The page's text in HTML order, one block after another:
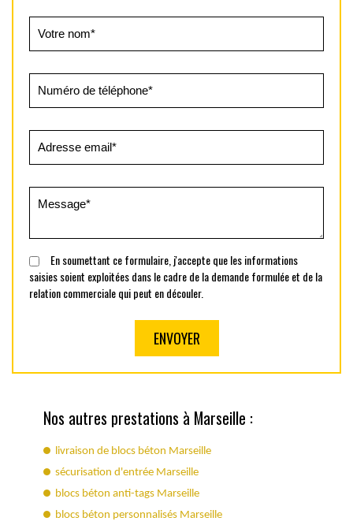
En soumettant ce formulaire, j'accepte que les informations
saisies soient exploitées dans le cadre de la demande formulée et de la
relation commerciale qui peut en découler.
Nos autres prestations à Marseille :
livraison de blocs béton Marseille
sécurisation d'entrée Marseille
blocs béton anti-tags Marseille
blocs béton personnalisés Marseille